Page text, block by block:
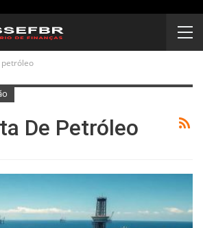
De Petróleo